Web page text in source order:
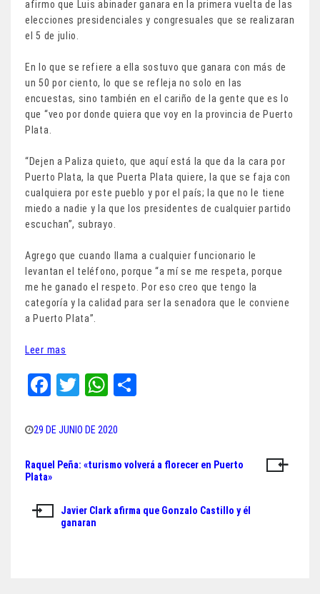
afirmo que Luis abinader ganara en la primera vuelta de las
elecciones presidenciales y congresuales que se realizaran
el 5 de julio.
En lo que se refiere a ella sostuvo que ganara con más de
un 50 por ciento, lo que se refleja no solo en las
encuestas, sino también en el cariño de la gente que es lo
que “veo por donde quiera que voy en la provincia de Puerto
Plata.
“Dejen a Paliza quieto, que aquí está la que da la cara por
Puerto Plata, la que Puerta Plata quiere, la que se faja con
cualquiera por este pueblo y por el país; la que no le tiene
miedo a nadie y la que los presidentes de cualquier partido
escuchan”, subrayo.
Agrego que cuando llama a cualquier funcionario le
levantan el teléfono, porque “a mí se me respeta, porque
me he ganado el respeto. Por eso creo que tengo la
categoría y la calidad para ser la senadora que le conviene
a Puerto Plata”.
Leer mas
Fa
bo
ok
T
tt
W
ts
pp
29 DE JUNIO DE 2020
Navegación
entradas
Raquel Peña: «turismo volverá a florecer en Puerto
Plata»
Javier Clark afirma que Gonzalo Castillo y él
ganaran